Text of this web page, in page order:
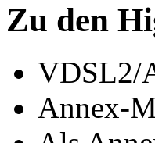
Zu den
VDSL2/
Annex-